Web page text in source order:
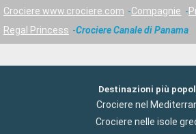
Crociere www.crociere.com Compagnie
Regal Princess
Crociere Canale di Panama
Destinazioni più
Crociere nel
Crociere nelle isole